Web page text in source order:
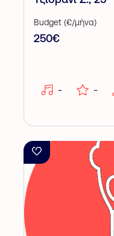
Budget (€/μήνα)
250€
- -